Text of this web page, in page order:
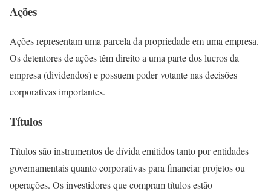
Ações
Ações representam uma parcela da propriedade em uma empresa.
Os detentores de ações têm direito a uma parte dos lucros da
empresa (dividendos) e possuem poder votante nas decisões
corporativas importantes.
Títulos
Títulos são instrumentos de dívida emitidos tanto por entidades
governamentais quanto corporativas para financiar projetos ou
operações. Os investidores que compram títulos estão